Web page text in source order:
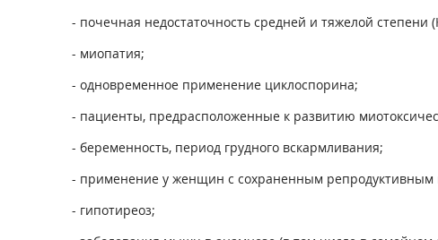
- почечная недостаточность средней и тяжелой
- миопатия;
- одновременное применение циклоспорина;
- пациенты, предрасположенные к развитию
- беременность, период грудного вскармливания;
- применение у женщин с сохраненным
- гипотиреоз;